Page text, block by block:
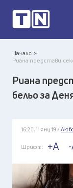
Начало >
Риана представи
Риана
бельо за
16:20, 11 яну 19 /
Шрифт: +A